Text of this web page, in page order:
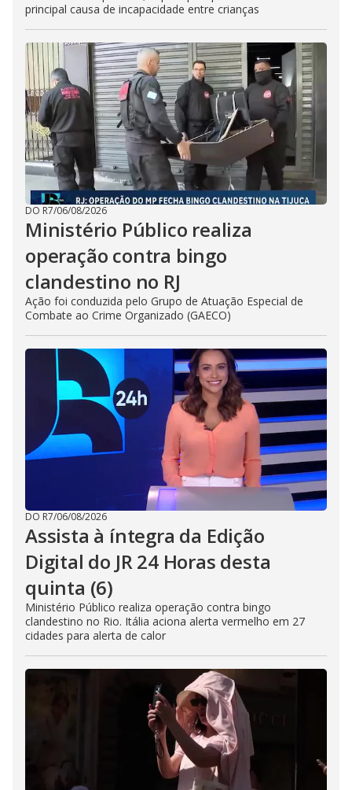
principal causa de incapacidade entre crianças
DO R7/06/08/2026
Ministério Público realiza
operação contra bingo
clandestino no RJ
Ação foi conduzida pelo Grupo de Atuação Especial de
Combate ao Crime Organizado (GAECO)
DO R7/06/08/2026
Assista à íntegra da Edição
Digital do JR 24 Horas desta
quinta (6)
Ministério Público realiza operação contra bingo
clandestino no Rio. Itália aciona alerta vermelho em 27
cidades para alerta de calor